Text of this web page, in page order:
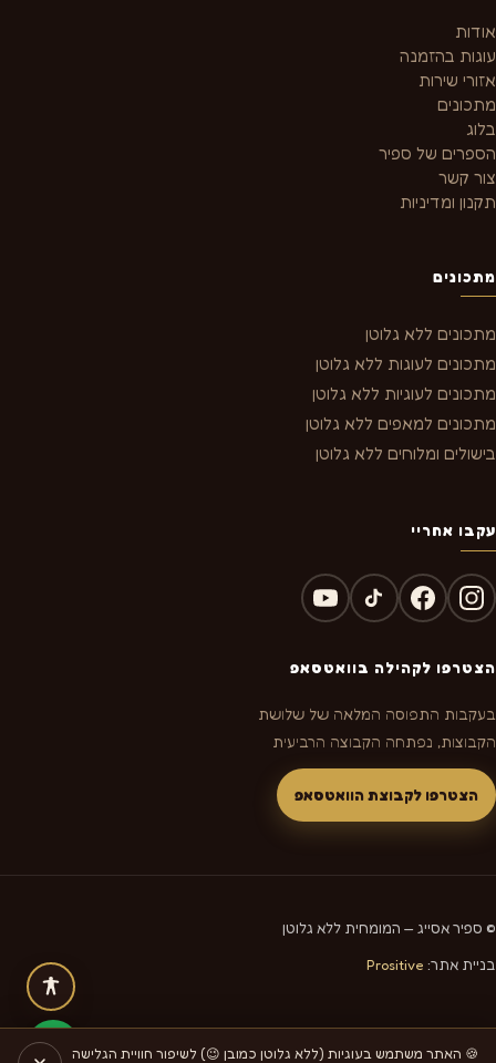
אודות
עוגות בהזמנה
אזורי שירות
מתכונים
בלוג
הספרים של ספיר
צור קשר
תקנון ומדיניות
מתכונים
מתכונים ללא גלוטן
מתכונים לעוגות ללא גלוטן
מתכונים לעוגיות ללא גלוטן
מתכונים למאפים ללא גלוטן
בישולים ומלוחים ללא גלוטן
עקבו אחריי
הצטרפו לקהילה בוואטסאפ
בעקבות התפוסה המלאה של שלושת
הקבוצות, נפתחה הקבוצה הרביעית
הצטרפו לקבוצת הוואטסאפ
© ספיר אסייג — המומחית ללא גלוטן
בניית אתר: Prositive
🍪 האתר משתמש בעוגיות (ללא גלוטן כמובן 😉) לשיפור חוויית הגלישה